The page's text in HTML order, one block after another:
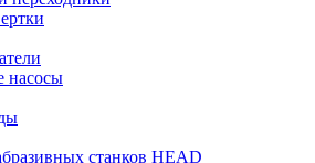
насосы
станков HEAD